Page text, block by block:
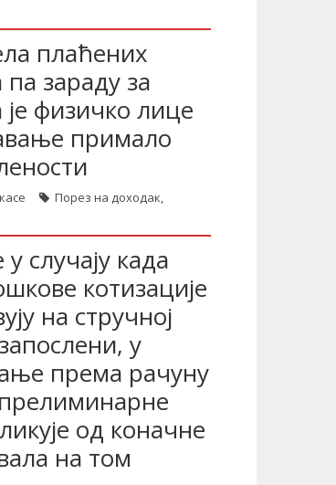
плаћених
зараду за
је физичко лице
примало
Порез на доходак,
случају када
котизације
на стручној
у
према рачуну
од коначне
на том